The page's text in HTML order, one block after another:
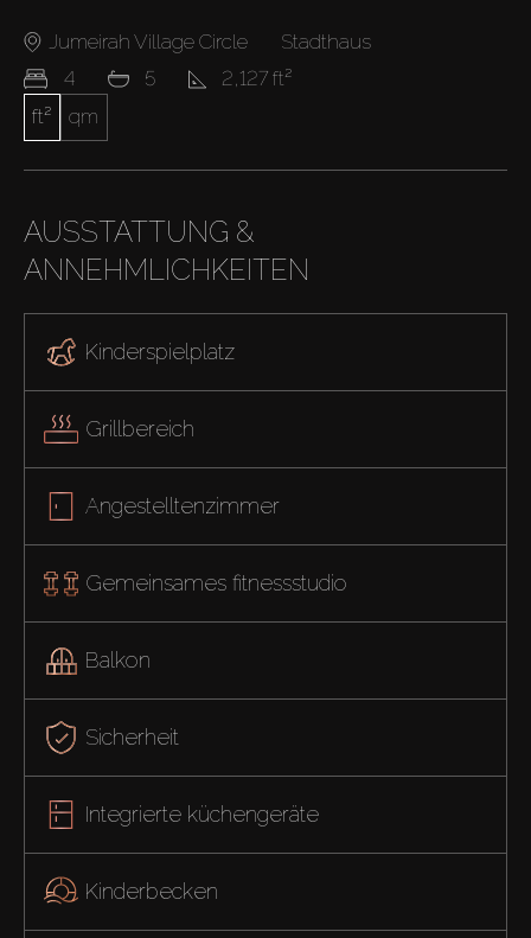
Jumeirah Village Circle
Stadthaus
4
5
2,127 ft²
ft²
qm
AUSSTATTUNG &
ANNEHMLICHKEITEN
Kinderspielplatz
Grillbereich
Angestelltenzimmer
Gemeinsames fitnessstudio
Balkon
Sicherheit
Integrierte küchengeräte
Kinderbecken